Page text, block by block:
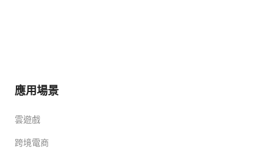
應用場景
雲遊戲
跨境電商